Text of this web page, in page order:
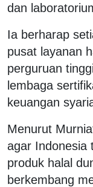
dan
Ia berharap
pusat layanan
perguruan
lembaga
keuangan
Menurut
agar Indonesia
produk halal
berkembang